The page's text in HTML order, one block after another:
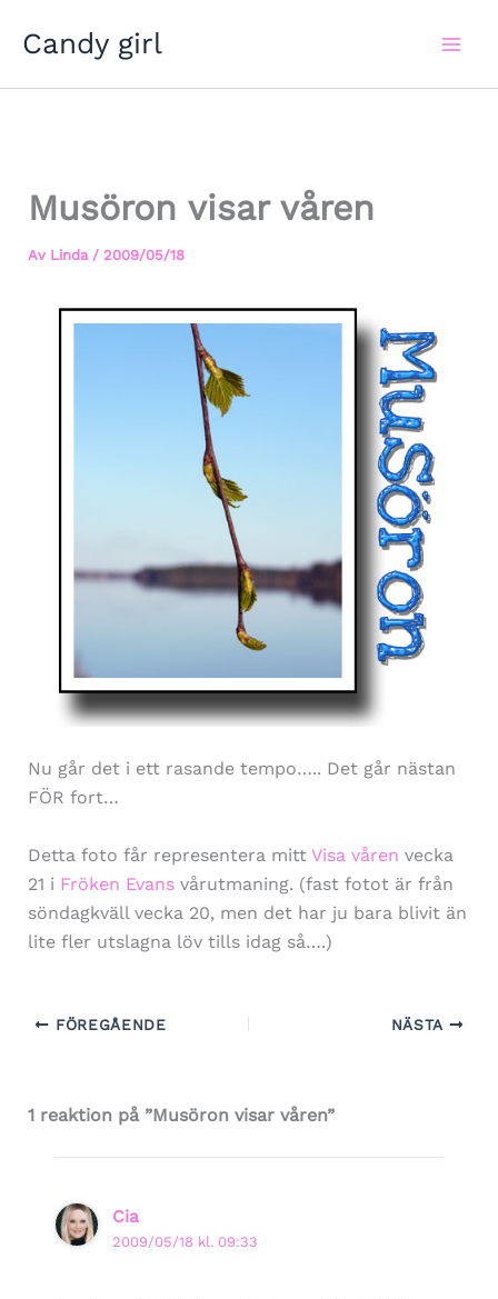
Candy girl
Musöron visar våren
Av Linda / 2009/05/18
Nu går det i ett rasande tempo….. Det går nästan
FÖR fort…
Detta foto får representera mitt Visa våren vecka
21 i Fröken Evans vårutmaning. (fast fotot är från
söndagkväll vecka 20, men det har ju bara blivit än
lite fler utslagna löv tills idag så….)
FÖREGÅENDE NÄSTA
1 reaktion på ”Musöron visar våren”
Cia
2009/05/18 kl. 09:33